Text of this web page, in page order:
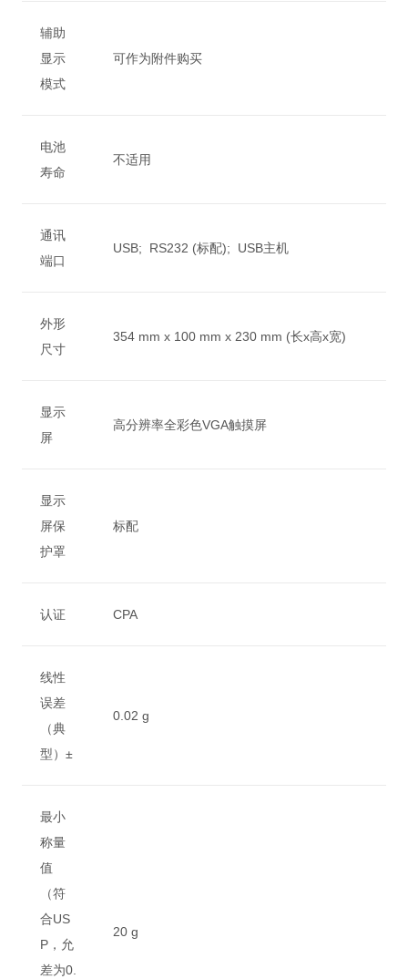
辅助
显示
模式
可作为附件购买
电池
寿命
不适用
通讯
端口
USB; RS232 (标配); USB主机
外形
尺寸
354 mm x 100 mm x 230 mm (长x高x宽)
显示
屏
高分辨率全彩色VGA触摸屏
显示
屏保
护罩
标配
认证 CPA
线性
误差
（典
型）±
0.02 g
最小
称量
值
（符
合US
P，允
差为0.
20 g